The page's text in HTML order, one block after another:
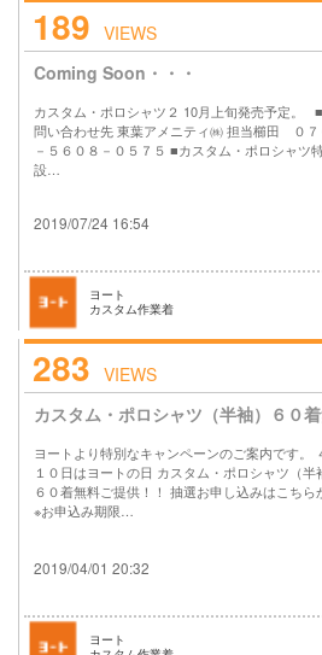
189 VIEWS
Coming Soon・・・
カスタム・ポロシャツ２ 10月上旬発売予定。
問い合わせ先 東葉アメニティ㈱ 担当櫛田 ０７
－５６０８－０５７５ ■カスタム・ポロシャツ
設…
2019/07/24 16:54
ヨート
カスタム作業着
283 VIEWS
カスタム・ポロシャツ（半袖）６０着
ヨートより特別なキャンペーンのご案内です。
１０日はヨートの日 カスタム・ポロシャツ（半
６０着無料ご提供！！ 抽選お申し込みはこちら
※お申込み期限…
2019/04/01 20:32
ヨート